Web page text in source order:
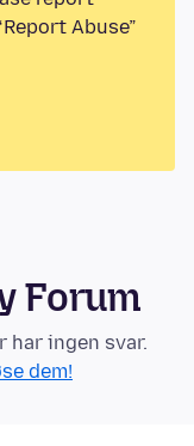
Abuse”
Forum
har ingen svar.
dem!